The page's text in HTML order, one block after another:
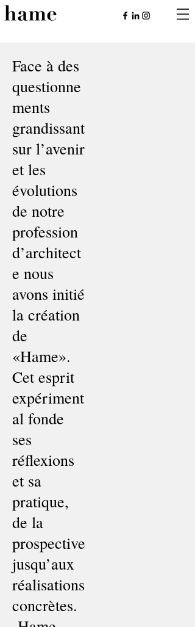
Face à des
questionne
ments
grandissant
sur l’avenir
et les
évolutions
de notre
profession
d’architect
e nous
avons initié
la création
de
«Hame».
Cet esprit
expériment
al fonde
ses
réflexions
et sa
pratique,
de la
prospective
jusqu’aux
réalisations
concrètes.​